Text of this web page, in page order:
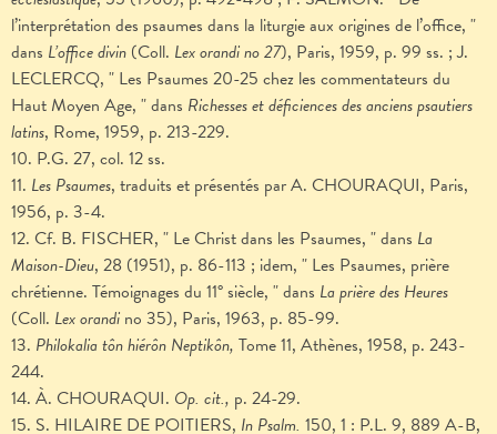
l’interprétation des psaumes dans la liturgie aux origines de l’office, "
dans L’office divin (Coll. Lex orandi no 27), Paris, 1959, p. 99 ss. ; J.
LECLERCQ, " Les Psaumes 20-25 chez les commentateurs du
Haut Moyen Age, " dans Richesses et déficiences des anciens psautiers
latins, Rome, 1959, p. 213-229.
10. P.G. 27, col. 12 ss.
11. Les Psaumes, traduits et présentés par A. CHOURAQUI, Paris,
1956, p. 3-4.
12. Cf. B. FISCHER, " Le Christ dans les Psaumes, " dans La
Maison-Dieu, 28 (1951), p. 86-113 ; idem, " Les Psaumes, prière
chrétienne. Témoignages du 11° siècle, " dans La prière des Heures
(Coll. Lex orandi no 35), Paris, 1963, p. 85-99.
13. Philokalia tôn hiérôn Neptikôn, Tome 11, Athènes, 1958, p. 243-
244.
14. À. CHOURAQUI. Op. cit., p. 24-29.
15. S. HILAIRE DE POITIERS, In Psalm. 150, 1 : P.L. 9, 889 A-B,